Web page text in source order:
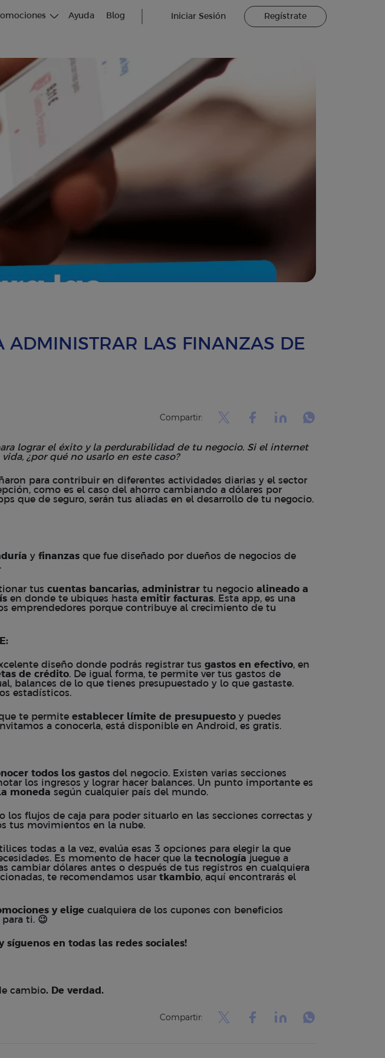
Ayuda Blog Iniciar Sesión Regístrate
ADMINISTRAR LAS FINANZAS DE
Compartir:
lograr el éxito y la perdurabilidad de tu negocio. Si el internet
¿por qué no usarlo en este caso?
para contribuir en diferentes actividades diarias y el sector
como es el caso del ahorro cambiando a dólares por
que de seguro, serán tus aliadas en el desarrollo de tu negocio.
y finanzas que fue diseñado por dueños de negocios de
tus cuentas bancarias, administrar tu negocio alineado a
en donde te ubiques hasta emitir facturas. Esta app, es una
emprendedores porque contribuye al crecimiento de tu
:
diseño donde podrás registrar tus gastos en efectivo, en
de crédito. De igual forma, te permite ver tus gastos de
balances de lo que tienes presupuestado y lo que gastaste.
estadísticos.
te permite establecer límite de presupuesto y puedes
a conocerla, está disponible en Android, es gratis.
todos los gastos del negocio. Existen varias secciones
los ingresos y lograr hacer balances. Un punto importante es
moneda según cualquier país del mundo.
los flujos de caja para poder situarlo en las secciones correctas y
tus movimientos en la nube.
todas a la vez, evalúa esas 3 opciones para elegir la que
Es momento de hacer que la tecnología juegue a
cambiar dólares antes o después de tus registros en cualquiera
te recomendamos usar tkambio, aquí encontrarás el
y elige cualquiera de los cupones con beneficios
para ti. 😉
síguenos en todas las redes sociales!
cambio. De verdad.
Compartir: